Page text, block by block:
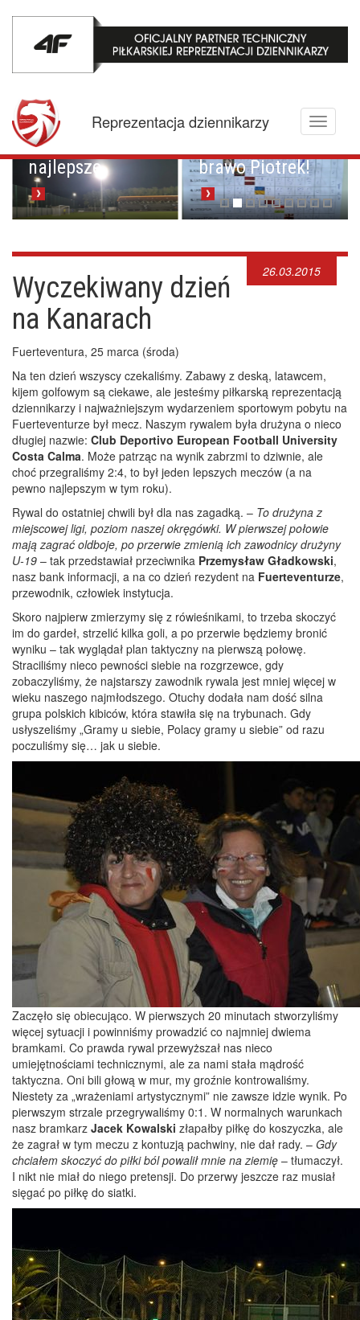
Toggle
Reprezentacja dziennikarzy
Mistrzowskie
karne z
Pucharowa
przygoda trwa w
najlepsze
Brawo Lenkija,
brawo Piotrek!
26.03.2015
Wyczekiwany dzień
na Kanarach
Fuerteventura, 25 marca (środa)
Na ten dzień wszyscy czekaliśmy. Zabawy z deską, latawcem,
kijem golfowym są ciekawe, ale jesteśmy piłkarską reprezentacją
dziennikarzy i najważniejszym wydarzeniem sportowym pobytu na
Fuerteventurze był mecz. Naszym rywalem była drużyna o nieco
długiej nazwie: Club Deportivo European Football University
Costa Calma. Może patrząc na wynik zabrzmi to dziwnie, ale
choć przegraliśmy 2:4, to był jeden lepszych meczów (a na
pewno najlepszym w tym roku).
Rywal do ostatniej chwili był dla nas zagadką. – To drużyna z
miejscowej ligi, poziom naszej okręgówki. W pierwszej połowie
mają zagrać oldboje, po przerwie zmienią ich zawodnicy drużyny
U-19 – tak przedstawiał przeciwnika Przemysław Gładkowski,
nasz bank informacji, a na co dzień rezydent na Fuerteventurze,
przewodnik, człowiek instytucja.
Skoro najpierw zmierzymy się z rówieśnikami, to trzeba skoczyć
im do gardeł, strzelić kilka goli, a po przerwie będziemy bronić
wyniku – tak wyglądał plan taktyczny na pierwszą połowę.
Straciliśmy nieco pewności siebie na rozgrzewce, gdy
zobaczyliśmy, że najstarszy zawodnik rywala jest mniej więcej w
wieku naszego najmłodszego. Otuchy dodała nam dość silna
grupa polskich kibiców, która stawiła się na trybunach. Gdy
usłyszeliśmy „Gramy u siebie, Polacy gramy u siebie” od razu
poczuliśmy się… jak u siebie.
Zaczęło się obiecująco. W pierwszych 20 minutach stworzyliśmy
więcej sytuacji i powinniśmy prowadzić co najmniej dwiema
bramkami. Co prawda rywal przewyższał nas nieco
umiejętnościami technicznymi, ale za nami stała mądrość
taktyczna. Oni bili głową w mur, my groźnie kontrowaliśmy.
Niestety za „wrażeniami artystycznymi” nie zawsze idzie wynik. Po
pierwszym strzale przegrywaliśmy 0:1. W normalnych warunkach
nasz bramkarz Jacek Kowalski złapałby piłkę do koszyczka, ale
że zagrał w tym meczu z kontuzją pachwiny, nie dał rady. – Gdy
chciałem skoczyć do piłki ból powalił mnie na ziemię – tłumaczył.
I nikt nie miał do niego pretensji. Do przerwy jeszcze raz musiał
sięgać po piłkę do siatki.